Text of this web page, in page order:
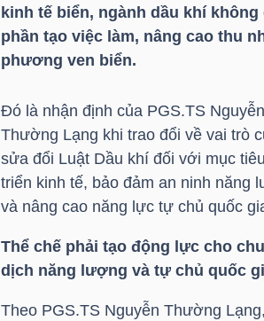
kinh tế biển, ngành dầu khí
phần tạo việc làm, nâng cao thu
phương ven biển.
Đó là nhận định của PGS.TS Nguyễn
Thường Lạng khi trao đổi về vai trò
sửa đổi Luật Dầu khí đối với mục
triển kinh tế, bảo đảm an ninh năng
và nâng cao năng lực tự chủ quốc
Thể chế phải tạo động lực cho
dịch năng lượng và tự chủ quốc
Theo PGS.TS Nguyễn Thường